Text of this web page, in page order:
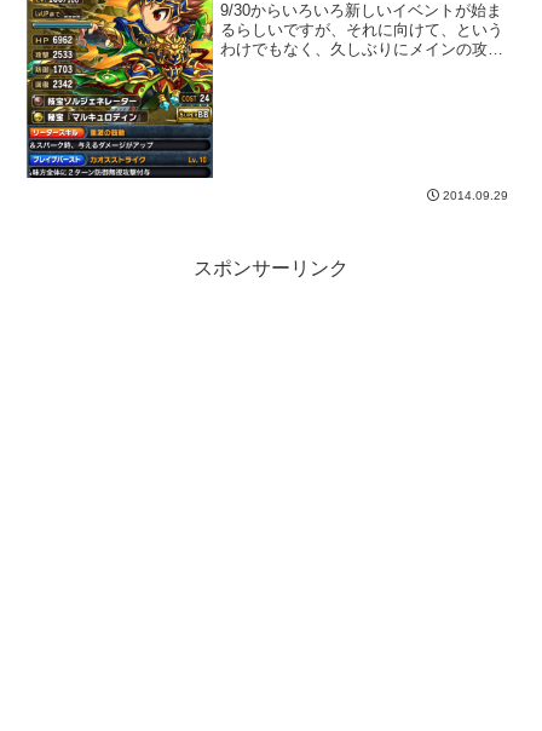
9/30からいろいろ新しいイベントが始ま
るらしいですが、それに向けて、という
わけでもなく、久しぶりにメインの攻撃
2014.09.29
スポンサーリンク